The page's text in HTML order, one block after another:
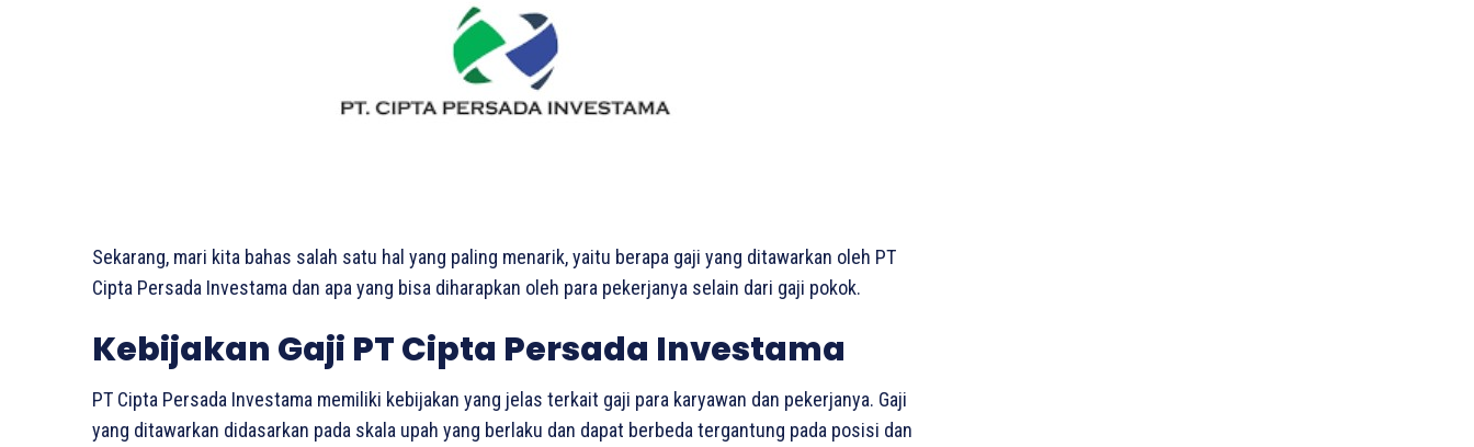
Sekarang, mari kita bahas salah satu hal yang paling menarik, yaitu berapa gaji yang ditawarkan oleh PT
Cipta Persada Investama dan apa yang bisa diharapkan oleh para pekerjanya selain dari gaji pokok.
Kebijakan Gaji PT Cipta Persada Investama
PT Cipta Persada Investama memiliki kebijakan yang jelas terkait gaji para karyawan dan pekerjanya. Gaji
yang ditawarkan didasarkan pada skala upah yang berlaku dan dapat berbeda tergantung pada posisi dan